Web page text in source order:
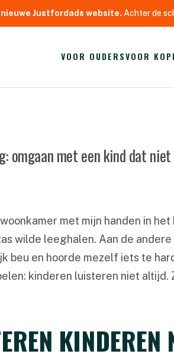
nieuwe Justfordads website. Achter de
VOOR OUDERSVOOR
omgaan met een kind dat
met mijn handen in
wilde leeghalen. Aan de
beu en hoorde mezelf iets te
kinderen luisteren niet altijd.
KINDEREN